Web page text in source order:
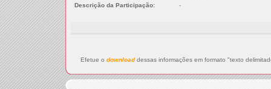
Descrição da Participação:
-
Efetue o downloaddessas informações em formato "texto